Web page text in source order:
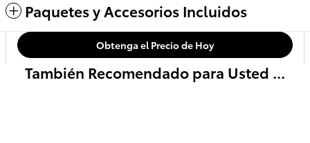
Paquetes y Accesorios Incluidos
Obtenga el Precio de Hoy
También Recomendado para Usted ...